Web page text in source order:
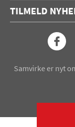
Konkurrencer
Seneste
Annoncering
Coop medlem
TILMELD
Samvirke er nyt